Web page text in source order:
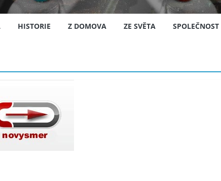
HISTORIE Z DOMOVA ZE SVĚTA SPOLEČNOST